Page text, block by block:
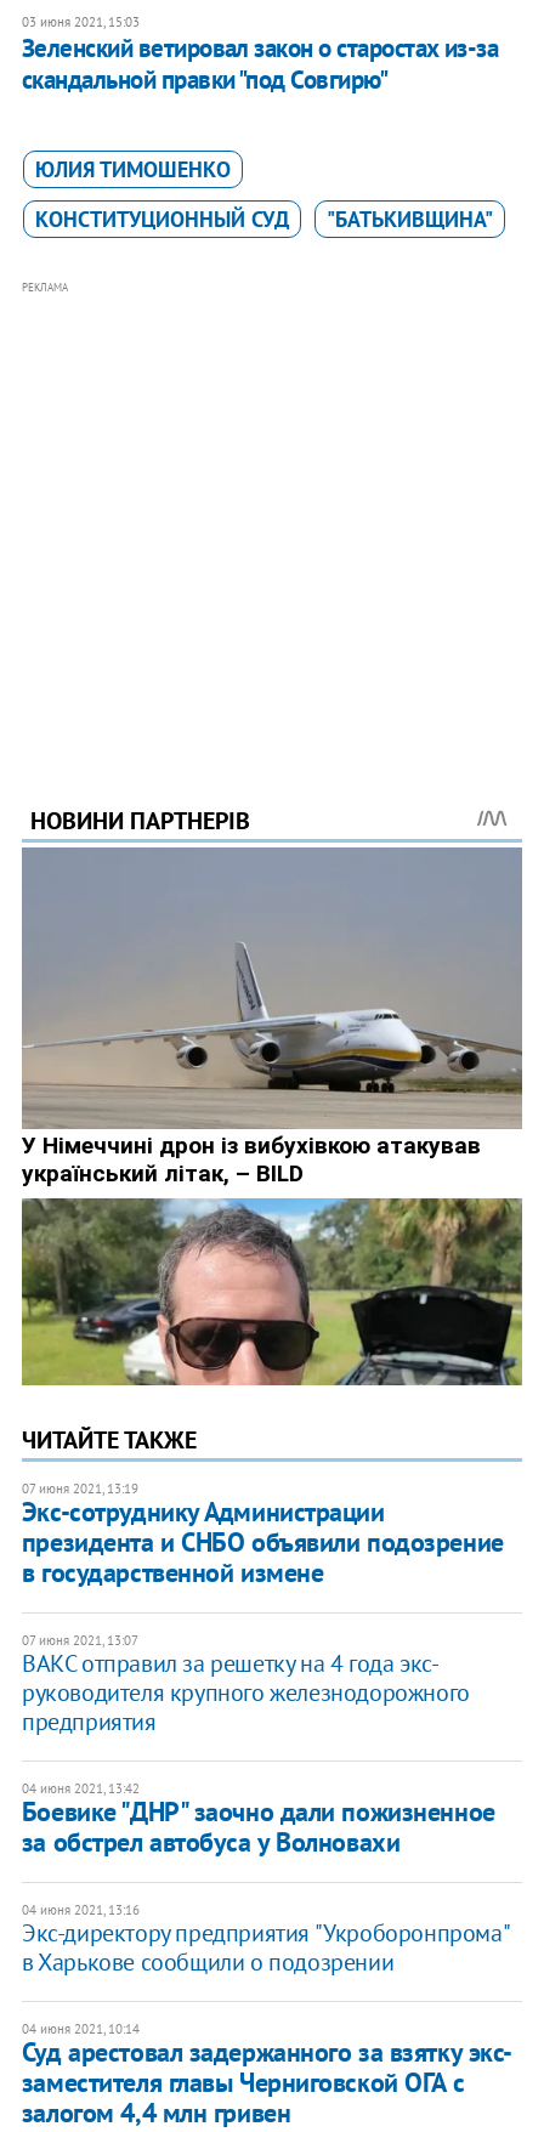
03 июня 2021, 15:03
Зеленский ветировал закон о старостах из-за
скандальной правки "под Совгирю"
ЮЛИЯ ТИМОШЕНКО
КОНСТИТУЦИОННЫЙ СУД
"БАТЬКИВЩИНА"
РЕКЛАМА
ЧИТАЙТЕ ТАКЖЕ
07 июня 2021, 13:19
Экс-сотруднику Администрации
президента и СНБО объявили подозрение
в государственной измене
07 июня 2021, 13:07
ВАКС отправил за решетку на 4 года экс-
руководителя крупного железнодорожного
предприятия
04 июня 2021, 13:42
Боевике "ДНР" заочно дали пожизненное
за обстрел автобуса у Волновахи
04 июня 2021, 13:16
Экс-директору предприятия "Укроборонпрома"
в Харькове сообщили о подозрении
04 июня 2021, 10:14
Суд арестовал задержанного за взятку экс-
заместителя главы Черниговской ОГА с
залогом 4,4 млн гривен